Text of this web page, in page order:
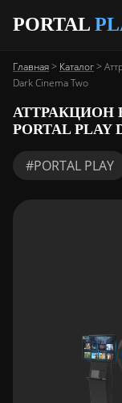
PORTAL
Главная> Каталог>
Dark Cinema Two
АТТРАКЦИОН
PORTAL PLAY
#PORTAL PLAY